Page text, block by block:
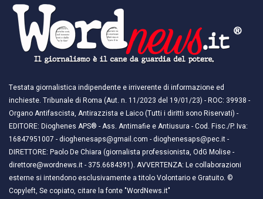
Testata giornalistica indipendente e irriverente di informazione ed
inchieste. Tribunale di Roma (Aut. n. 11/2023 del 19/01/23) - ROC: 39938 -
Organo Antifascista, Antirazzista e Laico (Tutti i diritti sono Riservati) -
EDITORE: Dioghenes APS® - Ass. Antimafie e Antiusura - Cod. Fisc./P. Iva:
16847951007 - dioghenesaps@gmail.com - dioghenesaps@pec.it - ​​
DIRETTORE: Paolo De Chiara (giornalista professionista, OdG Molise -
direttore@wordnews.it - ​​375.6684391). AVVERTENZA: Le collaborazioni
esterne si intendono esclusivamente a titolo Volontario e Gratuito. ©
Copyleft, Se copiato, citare la fonte "WordNews.it"